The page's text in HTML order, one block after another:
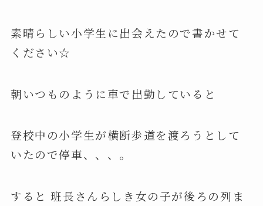
素晴らしい小学生に出会えたので書かせて
ください☆
朝いつものように車で出勤していると
登校中の小学生が横断歩道を渡ろうとして
いたので停車、、、。
すると 班長さんらしき女の子が後ろの列ま